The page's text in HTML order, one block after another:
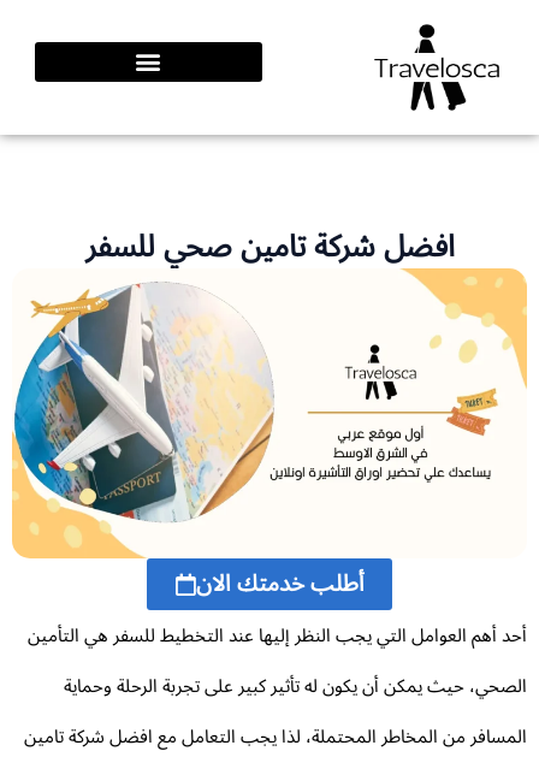
افضل شركة تامين صحي للسفر
أطلب خدمتك الان
أهم العوامل التي يجب النظر إليها عند التخطيط للسفر هي التأمين
حيث يمكن أن يكون له تأثير كبير على تجربة الرحلة وحماية
من المخاطر المحتملة، لذا يجب التعامل مع افضل شركة تامين